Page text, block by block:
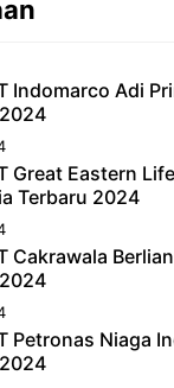
Indomarco Adi
Great Eastern Life
Terbaru 2024
Cakrawala
Petronas Niaga